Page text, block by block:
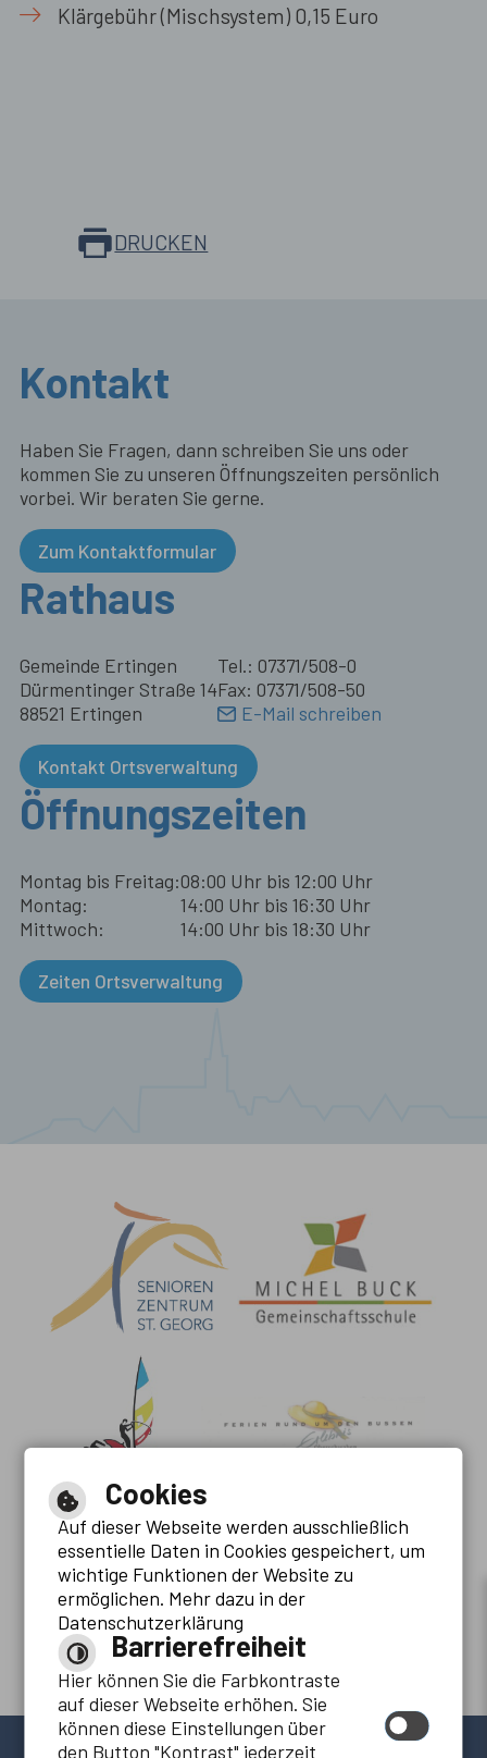
Klärgebühr (Mischsystem) 0,15 Euro
DRUCKEN
Kontakt
Haben Sie Fragen, dann schreiben Sie uns oder
kommen Sie zu unseren Öffnungszeiten persönlich
vorbei. Wir beraten Sie gerne.
Zum Kontaktformular
Rathaus
Gemeinde Ertingen
Dürmentinger Straße 14
88521 Ertingen
Tel.: 07371/508-0
Fax: 07371/508-50
E-Mail schreiben
Kontakt Ortsverwaltung
Öffnungszeiten
Montag bis Freitag:
Montag:
Mittwoch:
08:00 Uhr bis 12:00 Uhr
14:00 Uhr bis 16:30 Uhr
14:00 Uhr bis 18:30 Uhr
Zeiten Ortsverwaltung
Cookies
Auf dieser Webseite werden ausschließlich
essentielle Daten in Cookies gespeichert, um
wichtige Funktionen der Website zu
ermöglichen. Mehr dazu in der
Datenschutzerklärung
Barrierefreiheit
Hier können Sie die Farbkontraste
auf dieser Webseite erhöhen. Sie
können diese Einstellungen über
den Button "Kontrast" jederzeit